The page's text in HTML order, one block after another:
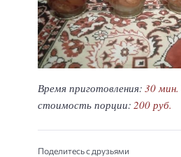
Время приготовления: 30 мин.
стоимость порции: 200 руб.
Поделитесь с друзьями